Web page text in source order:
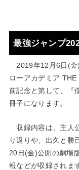
最強ジャンプ
2019年12月6日(金
ローアカデミア
前記念と第して、『
冊子になります。
収録内容は、主人
り返りや、出久と勝
20日(金)公開の劇場
報などが収録されま